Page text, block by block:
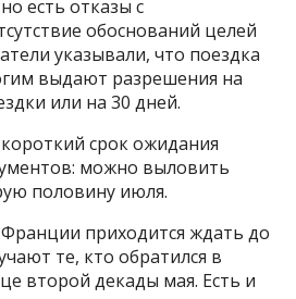
есть отказы с
обоснований целей
указывали, что поездка
выдают разрешения на
или на 30 дней.
срок ожидания
можно выловить
половину июля.
приходится ждать до
те, кто обратился в
второй декады мая. Есть и